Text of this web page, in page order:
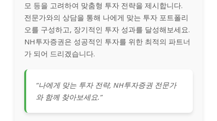
모 등을 고려하여 맞춤형 투자 전략을 제시합니다.
전문가와의 상담을 통해 나에게 맞는 투자 포트폴리
오를 구성하고, 장기적인 투자 성과를 달성해보세요.
NH투자증권은 성공적인 투자를 위한 최적의 파트너
가 되어 드리겠습니다.
“나에게 맞는 투자 전략, NH투자증권 전문가
와 함께 찾아보세요.”